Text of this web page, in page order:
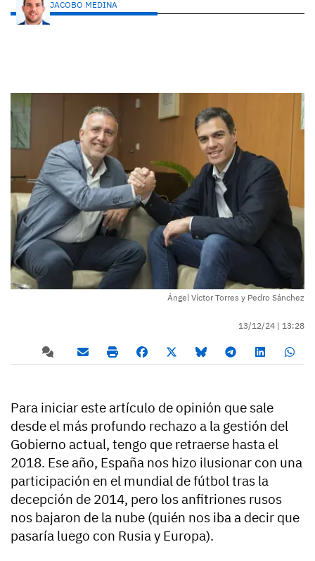
JACOBO MEDINA
Ángel Víctor Torres y Pedro Sánchez
13/12/24 | 13:28
Para iniciar este artículo de opinión que sale
desde el más profundo rechazo a la gestión del
Gobierno actual, tengo que retraerse hasta el
2018. Ese año, España nos hizo ilusionar con una
participación en el mundial de fútbol tras la
decepción de 2014, pero los anfitriones rusos
nos bajaron de la nube (quién nos iba a decir que
pasaría luego con Rusia y Europa).